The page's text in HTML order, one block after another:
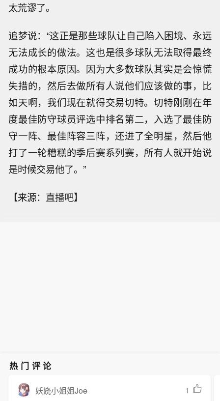
太荒谬了。
追梦说：“这正是那些球队让自己陷入困境、永远
无法成长的做法。这也是很多球队无法取得最终
成功的根本原因。因为大多数球队其实是会惊慌
失措的，然后去做所有人说他们应该做的事，比
如天啊，我们现在就得交易切特。切特刚刚在年
度最佳防守球员评选中排名第二，入选了最佳防
守一阵、最佳阵容三阵，还进了全明星，然后他
打了一轮糟糕的季后赛系列赛，所有人就开始说
是时候交易他了。”
【来源：直播吧】
热门评论
妖娆小姐姐Joe 1